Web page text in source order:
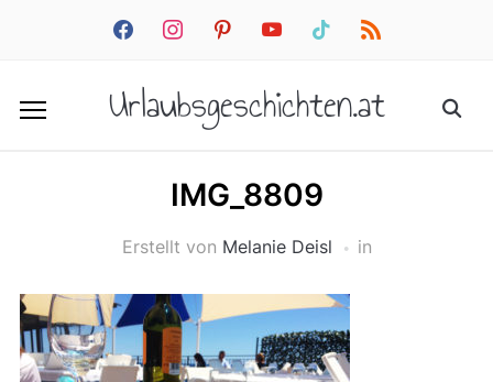
facebookinstagrampinterestyoutube tiktok rss
Urlaubsgeschichten.at
IMG_8809
Erstellt von Melanie Deisl in